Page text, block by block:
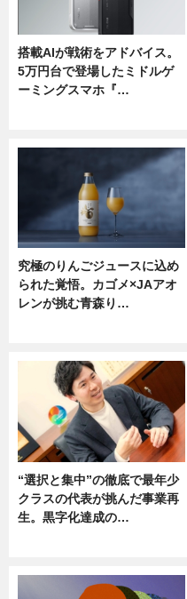
搭載AIが戦術をアドバイス。
5万円台で登場したミドルゲ
ーミングスマホ『…
究極のりんごジュースに込め
られた覚悟。カゴメ×JAアオ
レンが挑む青森り…
“選択と集中”の徹底で最年少
クラスの代表が挑んだ事業再
生。黒字化達成の…